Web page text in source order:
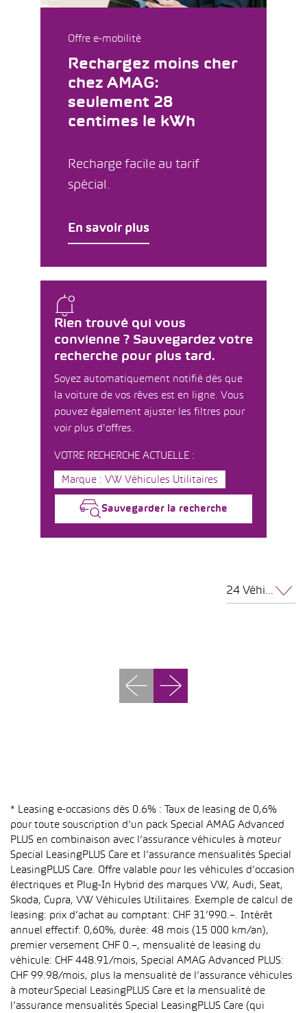
Rien trouvé qui vous
convienne ? Sauvegardez votre
recherche pour plus tard.
Soyez automatiquement notifié dès que
la voiture de vos rêves est en ligne. Vous
pouvez également ajuster les filtres pour
voir plus d'offres.
VOTRE RECHERCHE ACTUELLE :
Marque : VW Véhicules Utilitaires
Sauvegarder la recherche
Offre e-mobilité
Rechargez moins cher
chez AMAG:
seulement 28
centimes le kWh
Recharge facile au tarif
spécial.
En savoir plus
24 Véhicules par page
* Leasing e-occasions dès 0.6% : Taux de leasing de 0,6%
pour toute souscription d’un pack Special AMAG Advanced
PLUS en combinaison avec l’assurance véhicules à moteur
Special LeasingPLUS Care et l’assurance mensualités Special
LeasingPLUS Care. Offre valable pour les véhicules d’occasion
électriques et Plug-In Hybrid des marques VW, Audi, Seat,
Skoda, Cupra, VW Véhicules Utilitaires. Exemple de calcul de
leasing: prix d’achat au comptant: CHF 31’990.–. Intérêt
annuel effectif: 0,60%, durée: 48 mois (15 000 km/an),
premier versement CHF 0.–, mensualité de leasing du
véhicule: CHF 448.91/mois, Special AMAG Advanced PLUS:
CHF 99.98/mois, plus la mensualité de l’assurance véhicules
à moteur Special LeasingPLUS Care et la mensualité de
l’assurance mensualités Special LeasingPLUS Care (qui